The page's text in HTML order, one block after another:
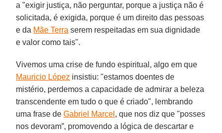
a "exigir justiça, não perguntar, porque a justiça não é
solicitada, é exigida, porque é um direito das pessoas
e da Mãe Terra serem respeitadas em sua dignidade
e valor como tais".
Vivemos uma crise de fundo espiritual, algo em que
Mauricio López insistiu: "estamos doentes de
mistério, perdemos a capacidade de admirar a beleza
transcendente em tudo o que é criado", lembrando
uma frase deGabriel Marcel , que nos diz que "posses
nos devoram”, promovendo a lógica de descartar e